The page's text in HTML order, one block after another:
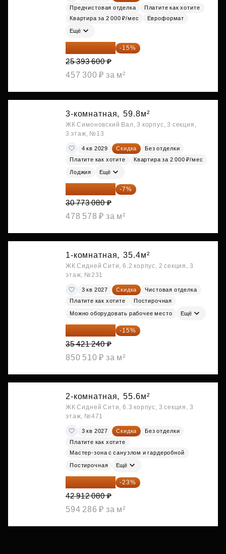
Предчистовая отделка
Платите как хотите
Квартира за 2 000 ₽/мес
Евроформат
Ещё
21 584 560 ₽ -15%
25 393 600 ₽
457 300 ₽ за м²
3-комнатная, 59.8м²
ЖК Симоновский Вал, 3 корпус, 3 секция,
3 этаж, №13
4 кв 2029 Скидка
Без отделки
Платите как хотите
Квартира за 2 000 ₽/мес
Лоджия Ещё
28 618 964 ₽ -7%
30 773 080 ₽
478 578 ₽ за м²
1-комнатная, 35.4м²
ЖК Сидней Сити, 6.2 корпус, 2 секция, 3
этаж, №231
3 кв 2027 Скидка
Чистовая отделка
Платите как хотите
Постирочная
Можно оборудовать рабочее место Ещё
30 108 054 ₽ -15%
35 421 240 ₽
850 510 ₽ за м²
2-комнатная, 55.6м²
ЖК Сидней Сити, 6.3 корпус, 3 секция, 3
этаж, №471
3 кв 2027 Скидка
Без отделки
Платите как хотите
Мастер-зона с санузлом и гардеробной
Постирочная Ещё
33 042 302 ₽ -23%
42 912 080 ₽
594 286 ₽ за м²